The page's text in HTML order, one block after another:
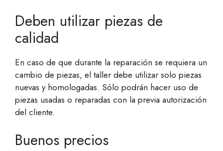
Deben utilizar piezas de
calidad
En caso de que durante la reparación se requiera un
cambio de piezas, el taller debe utilizar solo piezas
nuevas y homologadas. Sólo podrán hacer uso de
piezas usadas o reparadas con la previa autorización
del cliente.
Buenos precios